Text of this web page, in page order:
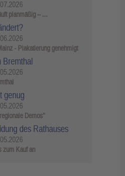
planmäßig – …
- Plakatierung genehmigt
Bremthal
genug
Demos"
des Rathauses
zum Kauf an